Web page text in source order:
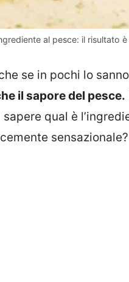
al pesce: il risultato
se in pochi lo sanno
il sapore del pesce.
qual è